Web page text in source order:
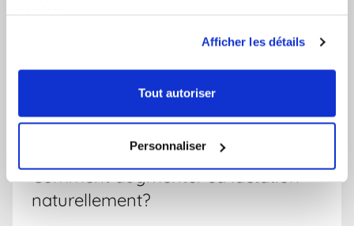
Afficher les détails
Tout autoriser
Personnaliser
Comment augmenter sa lactation
naturellement?